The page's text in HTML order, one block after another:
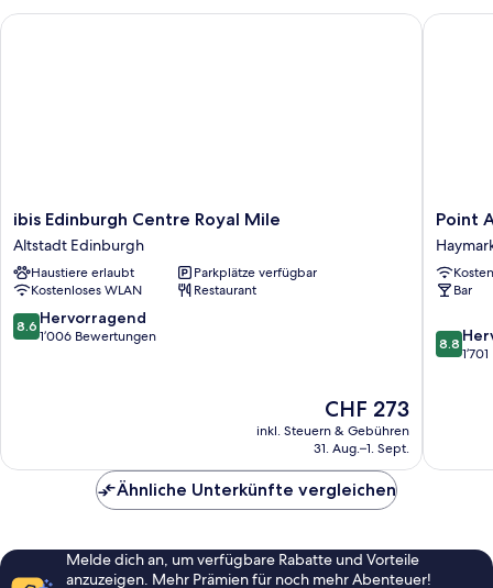
ibis
Edinburgh
Centre
Royal
Mile
Altstadt
Edinburgh
ibis Edinburgh Centre Royal Mile
Altstadt Edinburgh
Haustiere erlaubt
Parkplätze verfügbar
Kostenloses WLAN
Restaurant
8.6
von
8.6 Hervorragend
1’006 Bewertungen
Der
Preis
beträgt
CHF 273
inkl. Steuern & Gebühren
31. Aug.–1. Sept.
ibis Edinburgh Centre Royal Mile
Point
A
Point
Bar
8.8
von
8.8
Point A
Ähnliche Unterkünfte vergleichen
Melde dich an, um verfügbare Rabatte und Vorteile
anzuzeigen. Mehr Prämien für noch mehr Abenteuer!